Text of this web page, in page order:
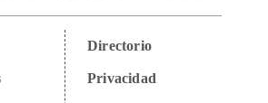
Directorio
Privacidad